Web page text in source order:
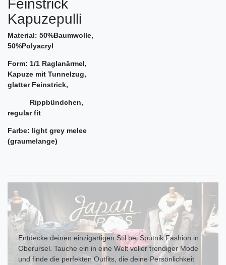
Feinstrick
Kapuzepulli
Material: 50%Baumwolle,
50%Polyacryl
Form: 1/1 Raglanärmel,
Kapuze mit Tunnelzug,
glatter Feinstrick,
Rippbündchen,
regular fit
Farbe: light grey melee
(graumelange)
Entdecke deinen einzigartigen Stil bei Sputnik Fashion in
Oberursel. Tauche ein in eine Welt voller trendiger Mode
und finde die perfekten Outfits, die deine Persönlichkeit